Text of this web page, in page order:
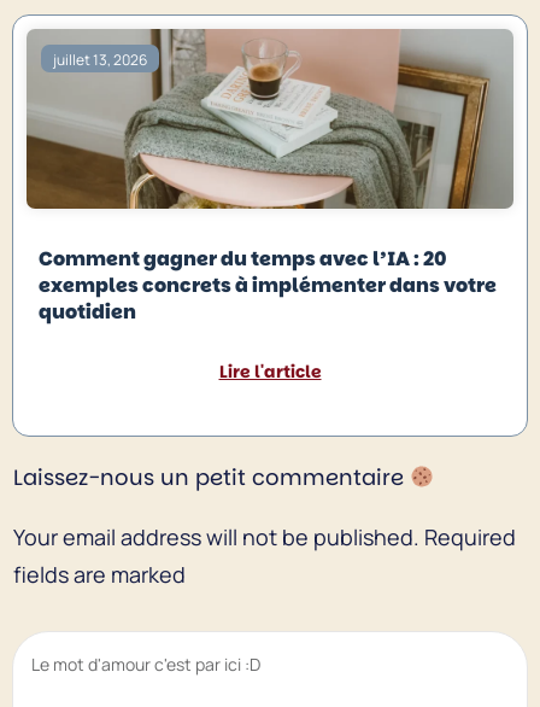
juillet 13, 2026
Comment gagner du temps avec l’IA : 20
exemples concrets à implémenter dans votre
quotidien
Lire l'article
Laissez-nous un petit commentaire
Your email address will not be published. Required
fields are marked